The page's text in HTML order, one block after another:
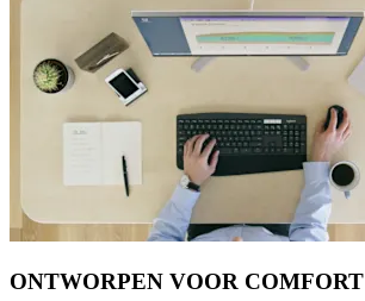
ONTWORPEN VOOR COMFORT